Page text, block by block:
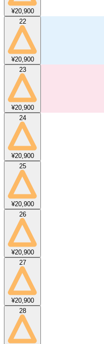
¥20,900
22
¥20,900
23
¥20,900
24
¥20,900
25
¥20,900
26
¥20,900
27
¥20,900
28